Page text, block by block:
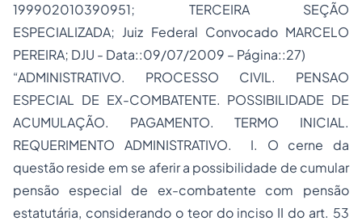
199902010390951; TERCEIRA SEÇÃO
ESPECIALIZADA; Juiz Federal Convocado MARCELO
PEREIRA; DJU - Data::09/07/2009 – Página::27)
“ADMINISTRATIVO. PROCESSO CIVIL. PENSAO
ESPECIAL DE EX-COMBATENTE. POSSIBILIDADE DE
ACUMULAÇÃO. PAGAMENTO. TERMO INICIAL.
REQUERIMENTO ADMINISTRATIVO. I. O cerne da
questão reside em se aferir a possibilidade de cumular
pensão especial de ex-combatente com pensão
estatutária, considerando o teor do inciso II do art. 53